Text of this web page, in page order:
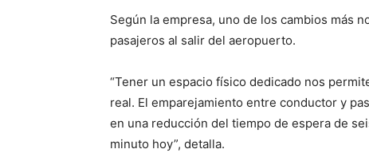
Según la empresa, uno de los cambios más
pasajeros al salir del aeropuerto.
“Tener un espacio físico dedicado nos
real. El emparejamiento entre conductor y
en una reducción del tiempo de espera de
minuto hoy”, detalla.